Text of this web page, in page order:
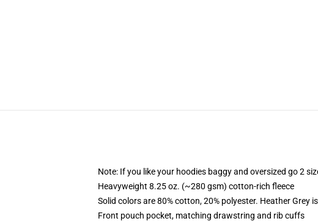
Note: If you like your hoodies baggy and oversized go 2
Heavyweight 8.25 oz. (~280 gsm) cotton-rich fleece
Solid colors are 80% cotton, 20% polyester. Heather Grey
Front pouch pocket, matching drawstring and rib cuffs